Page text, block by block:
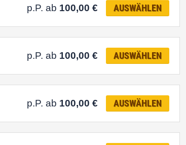
p.P. ab 100,00 € AUSWÄHLEN
p.P. ab 100,00 € AUSWÄHLEN
p.P. ab 100,00 € AUSWÄHLEN